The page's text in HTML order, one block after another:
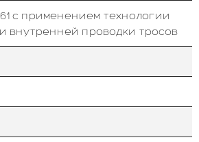
с применением технологии
внутренней проводки тросов